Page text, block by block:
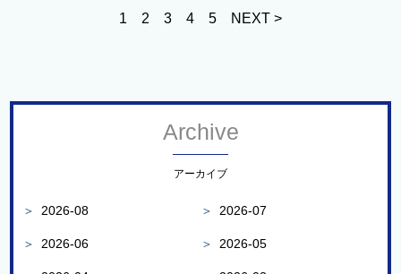
1 2 3 4 5 NEXT >
Archive
アーカイブ
＞ 2026-08 ＞ 2026-07
＞ 2026-06 ＞ 2026-05